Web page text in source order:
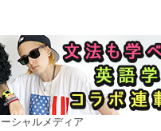
シャルメディア